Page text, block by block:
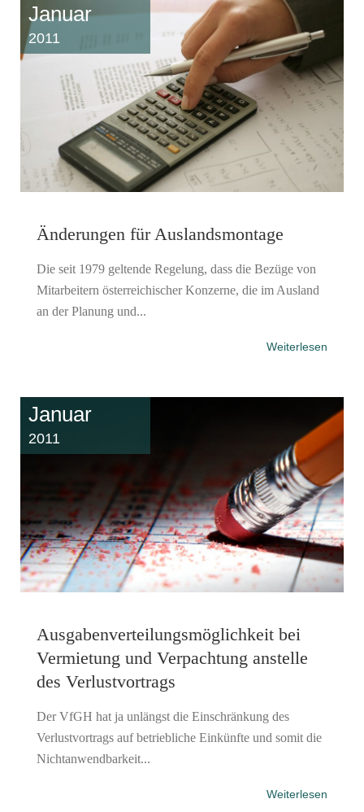
Januar
2011
Änderungen für Auslandsmontage
Die seit 1979 geltende Regelung, dass die Bezüge von
Mitarbeitern österreichischer Konzerne, die im Ausland
an der Planung und...
Weiterlesen
Januar
2011
Ausgabenverteilungsmöglichkeit bei
Vermietung und Verpachtung anstelle
des Verlustvortrags
Der VfGH hat ja unlängst die Einschränkung des
Verlustvortrags auf betriebliche Einkünfte und somit die
Nichtanwendbarkeit...
Weiterlesen